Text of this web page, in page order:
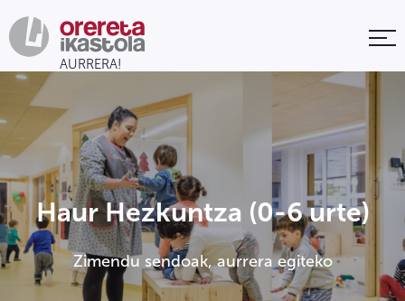
Haur Hezkuntza (0-6 urte)
Zimendu sendoak, aurrera egiteko